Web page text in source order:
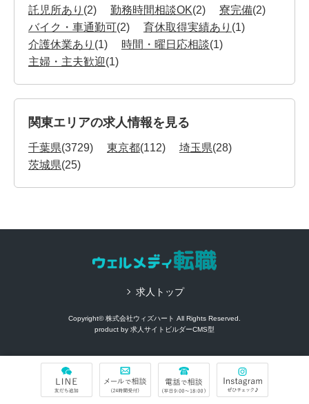
託児所あり (2) 勤務時間相談OK(2) 寮完備(2)
バイク・車通勤可(2) 育休取得実績あり (1)
介護休業あり (1) 時間・曜日応相談(1)
主婦・主夫歓迎(1)
関東エリアの求人情報を見る
千葉県(3729) 東京都(112) 埼玉県(28)
茨城県(25)
求人トップ
Copyright© 株式会社ウィズハート All Rights Reserved.
product by 求人サイトビルダーCMS型